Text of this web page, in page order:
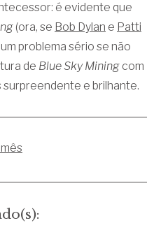
é evidente que
(ora, se Bob Dylan e Patti
problema sério se não
de Blue Sky Mining com
surpreendente e brilhante.